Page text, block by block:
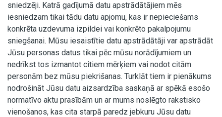
sniedzēji. Katrā gadījumā datu apstrādātājiem mēs
iesniedzam tikai tādu datu apjomu, kas ir nepieciešams
konkrēta uzdevuma izpildei vai konkrēto pakalpojumu
sniegšanai. Mūsu iesaistītie datu apstrādātāji var apstrādāt
Jūsu personas datus tikai pēc mūsu norādījumiem un
nedrīkst tos izmantot citiem mērķiem vai nodot citām
personām bez mūsu piekrišanas. Turklāt tiem ir pienākums
nodrošināt Jūsu datu aizsardzība saskaņā ar spēkā esošo
normatīvo aktu prasībām un ar mums noslēgto rakstisko
vienošanos, kas cita starpā paredz jebkuru Jūsu datu